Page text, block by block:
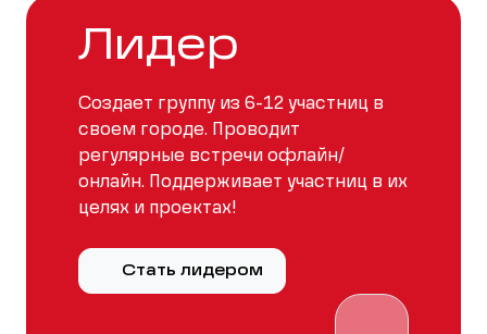
Лидер
Создает группу из 6-12 участниц в
своем городе. Проводит
регулярные встречи офлайн/
онлайн. Поддерживает участниц в их
целях и проектах!
Стать лидером